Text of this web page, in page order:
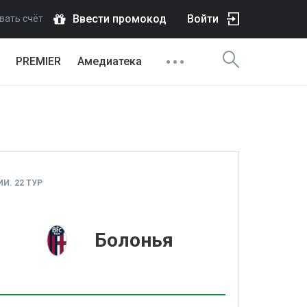
счёт Ввести промокод Войти
PREMIER Амедиатека
22 ТУР
Болонья